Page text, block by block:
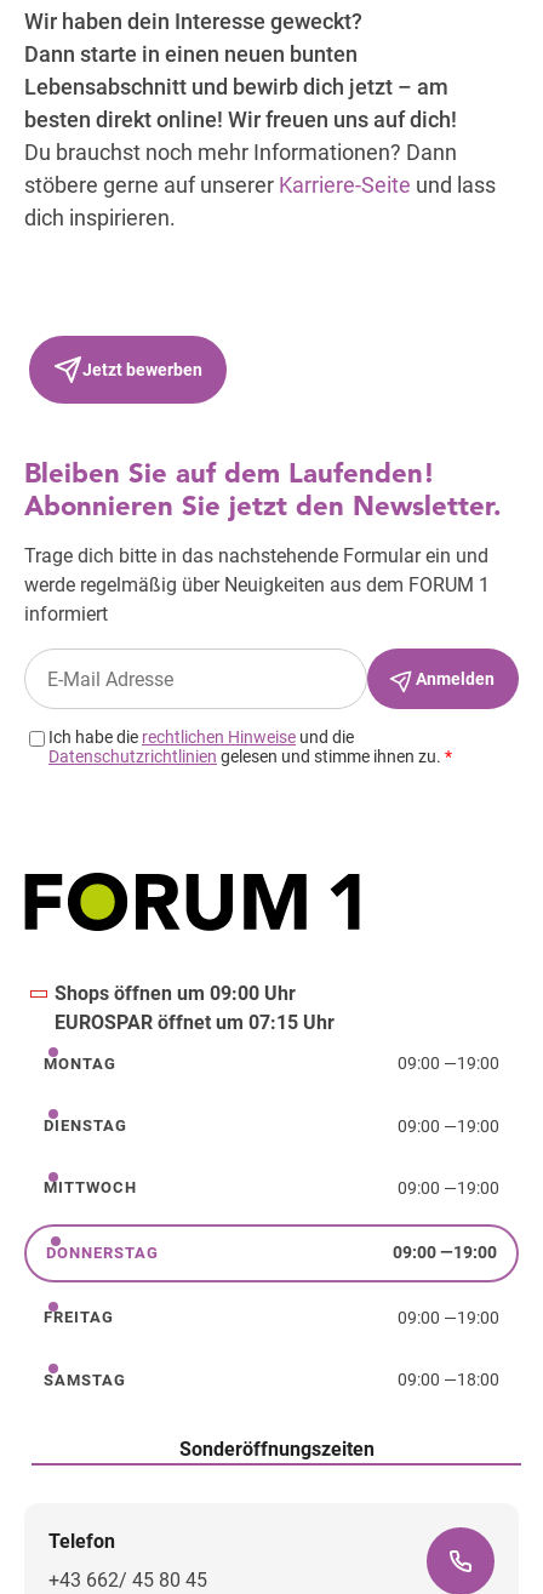
Wir haben dein Interesse geweckt?
Dann starte in einen neuen bunten
Lebensabschnitt und bewirb dich jetzt – am
besten direkt online! Wir freuen uns auf dich!
Du brauchst noch mehr Informationen? Dann
stöbere gerne auf unserer Karriere-Seite und lass
dich inspirieren.
Jetzt bewerben
Shops öffnen um 09:00 Uhr
EUROSPAR öffnet um 07:15 Uhr
Montag
MONTAG 09:00 —19:00
Dienstag
DIENSTAG 09:00 —19:00
Mittwoch
MITTWOCH 09:00 —19:00
Donnerstag
DONNERSTAG 09:00—19:00
Freitag
FREITAG 09:00 —19:00
Samstag
SAMSTAG 09:00 —18:00
Sonderöffnungszeiten
Telefon
+43 662/ 45 80 45